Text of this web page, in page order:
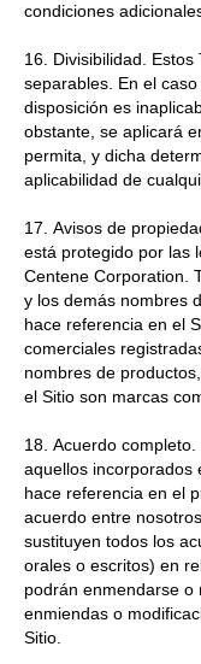
condiciones
16. Divisibilidad.
separables. En el
disposición es
obstante, se aplicará
permita, y dicha
aplicabilidad de
17. Avisos de
está protegido por las
Centene Corporation.
y los demás nombres
hace referencia en el
comerciales
nombres de
el Sitio son marcas
18. Acuerdo
aquellos incorporados
hace referencia en el
acuerdo entre
sustituyen todos los
orales o escritos) en
podrán enmendarse o
enmiendas o
Sitio.